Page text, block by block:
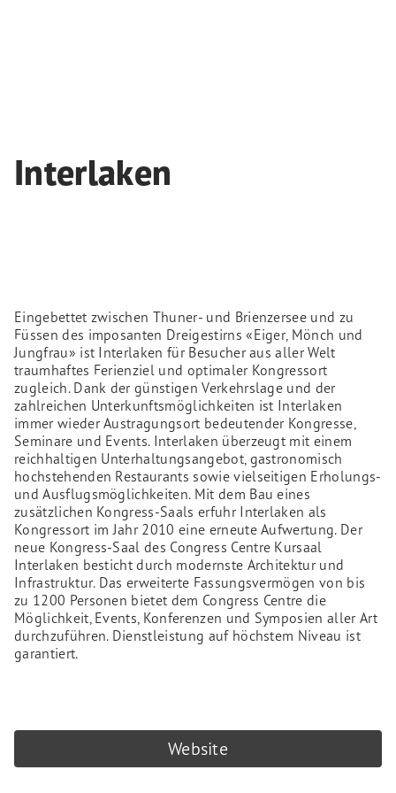
Interlaken
Eingebettet zwischen Thuner- und Brienzersee und zu
Füssen des imposanten Dreigestirns «Eiger, Mönch und
Jungfrau» ist Interlaken für Besucher aus aller Welt
traumhaftes Ferienziel und optimaler Kongressort
zugleich. Dank der günstigen Verkehrslage und der
zahlreichen Unterkunftsmöglichkeiten ist Interlaken
immer wieder Austragungsort bedeutender Kongresse,
Seminare und Events. Interlaken überzeugt mit einem
reichhaltigen Unterhaltungsangebot, gastronomisch
hochstehenden Restaurants sowie vielseitigen Erholungs-
und Ausflugsmöglichkeiten. Mit dem Bau eines
zusätzlichen Kongress-Saals erfuhr Interlaken als
Kongressort im Jahr 2010 eine erneute Aufwertung. Der
neue Kongress-Saal des Congress Centre Kursaal
Interlaken besticht durch modernste Architektur und
Infrastruktur. Das erweiterte Fassungsvermögen von bis
zu 1200 Personen bietet dem Congress Centre die
Möglichkeit, Events, Konferenzen und Symposien aller Art
durchzuführen. Dienstleistung auf höchstem Niveau ist
garantiert.
Website